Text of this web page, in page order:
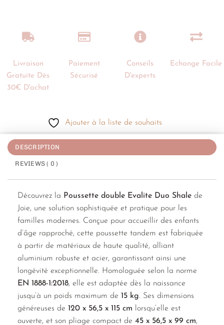
Livraison
Gratuite Dès
30€ D'achat
Paiement
Sécurisé
Conseils
D'experts
Echange Facile
Ajouter à la liste de souhaits
DESCRIPTION
REVIEWS ( 0 )
Découvrez la Poussette double Evalite Duo Shale de
Joie, une solution sophistiquée et pratique pour les
familles modernes. Conçue pour accueillir des enfants
d’âge rapproché, cette poussette tandem est fabriquée
à partir de matériaux de haute qualité, alliant
aluminium robuste et acier, garantissant ainsi une
longévité exceptionnelle. Homologuée selon la norme
EN 1888-1:2018, elle est adaptée dès la naissance
jusqu’à un poids maximum de 15 kg. Ses dimensions
généreuses de 120 x 56,5 x 115 cm lorsqu’elle est
ouverte, et son pliage compact de 45 x 56,5 x 99 cm,